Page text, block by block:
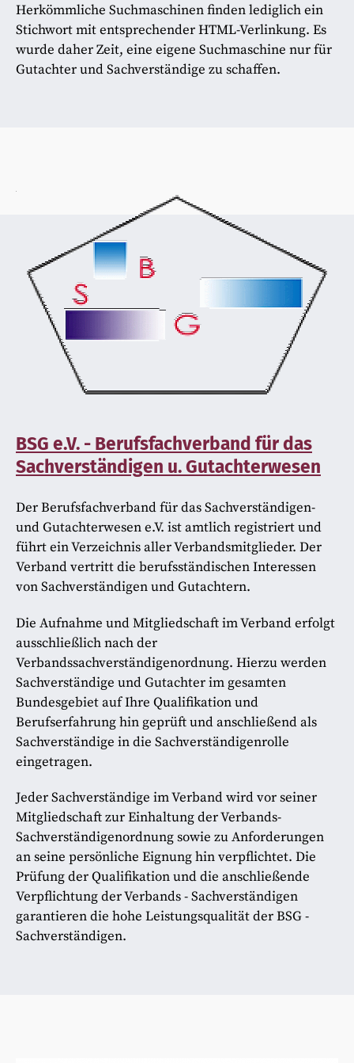
Herkömmliche Suchmaschinen finden lediglich ein
Stichwort mit entsprechender HTML-Verlinkung. Es
wurde daher Zeit, eine eigene Suchmaschine nur für
Gutachter und Sachverständige zu schaffen.
BSG e.V. - Berufsfachverband für das
Sachverständigen u. Gutachterwesen
Der Berufsfachverband für das Sachverständigen-
und Gutachterwesen e.V. ist amtlich registriert und
führt ein Verzeichnis aller Verbandsmitglieder. Der
Verband vertritt die berufsständischen Interessen
von Sachverständigen und Gutachtern.
Die Aufnahme und Mitgliedschaft im Verband erfolgt
ausschließlich nach der
Verbandssachverständigenordnung. Hierzu werden
Sachverständige und Gutachter im gesamten
Bundesgebiet auf Ihre Qualifikation und
Berufserfahrung hin geprüft und anschließend als
Sachverständige in die Sachverständigenrolle
eingetragen.
Jeder Sachverständige im Verband wird vor seiner
Mitgliedschaft zur Einhaltung der Verbands-
Sachverständigenordnung sowie zu Anforderungen
an seine persönliche Eignung hin verpflichtet. Die
Prüfung der Qualifikation und die anschließende
Verpflichtung der Verbands - Sachverständigen
garantieren die hohe Leistungsqualität der BSG -
Sachverständigen.